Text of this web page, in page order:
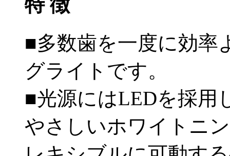
■多数歯を一度に効率
グライトです。
■光源にはLEDを採用
やさしいホワイトニ